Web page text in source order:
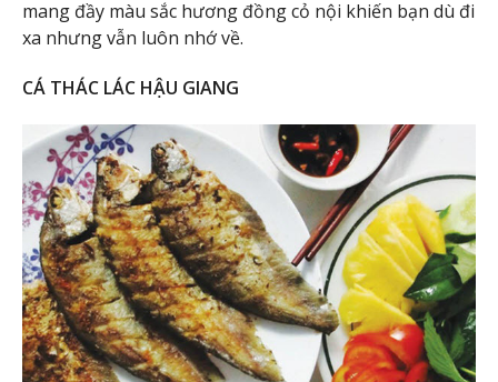
mang đầy màu sắc hương đồng cỏ nội khiến bạn dù đi
xa nhưng vẫn luôn nhớ về.
CÁ THÁC LÁC HẬU GIANG